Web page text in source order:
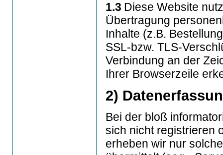
1.3 Diese Website
Übertragung
Inhalte (z.B.
SSL-bzw. TLS-
Verbindung an der
Ihrer Browserzeile
2)
Bei der bloß
sich nicht registrieren
erheben wir nur